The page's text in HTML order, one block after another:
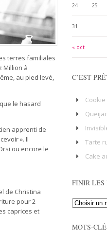
terres familiales
Million à
au pied levé,
le hasard
apprenti de
». Il
ou encore le
de Christina
pour 2
caprices et
« oct
24 25
31
C’EST
Tarte
Cake
FINIR LES
MOTS-